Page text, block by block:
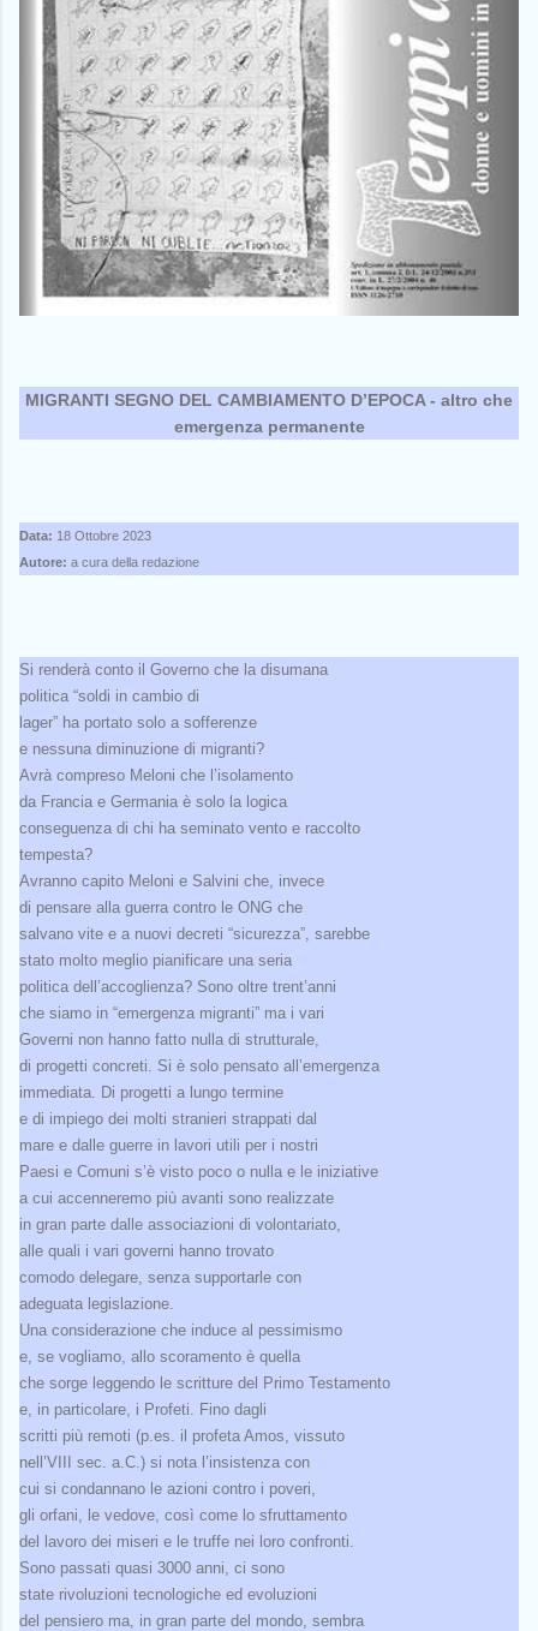
MIGRANTI SEGNO DEL CAMBIAMENTO D’EPOCA - altro che
emergenza permanente
Data: 18 Ottobre 2023
Autore: a cura della redazione
Si renderà conto il Governo che la disumana
politica “soldi in cambio di
lager” ha portato solo a sofferenze
e nessuna diminuzione di migranti?
Avrà compreso Meloni che l’isolamento
da Francia e Germania è solo la logica
conseguenza di chi ha seminato vento e raccolto
tempesta?
Avranno capito Meloni e Salvini che, invece
di pensare alla guerra contro le ONG che
salvano vite e a nuovi decreti “sicurezza”, sarebbe
stato molto meglio pianificare una seria
politica dell’accoglienza? Sono oltre trent’anni
che siamo in “emergenza migranti” ma i vari
Governi non hanno fatto nulla di strutturale,
di progetti concreti. Si è solo pensato all’emergenza
immediata. Di progetti a lungo termine
e di impiego dei molti stranieri strappati dal
mare e dalle guerre in lavori utili per i nostri
Paesi e Comuni s’è visto poco o nulla e le iniziative
a cui accenneremo più avanti sono realizzate
in gran parte dalle associazioni di volontariato,
alle quali i vari governi hanno trovato
comodo delegare, senza supportarle con
adeguata legislazione.
Una considerazione che induce al pessimismo
e, se vogliamo, allo scoramento è quella
che sorge leggendo le scritture del Primo Testamento
e, in particolare, i Profeti. Fino dagli
scritti più remoti (p.es. il profeta Amos, vissuto
nell’VIII sec. a.C.) si nota l’insistenza con
cui si condannano le azioni contro i poveri,
gli orfani, le vedove, così come lo sfruttamento
del lavoro dei miseri e le truffe nei loro confronti.
Sono passati quasi 3000 anni, ci sono
state rivoluzioni tecnologiche ed evoluzioni
del pensiero ma, in gran parte del mondo, sembra